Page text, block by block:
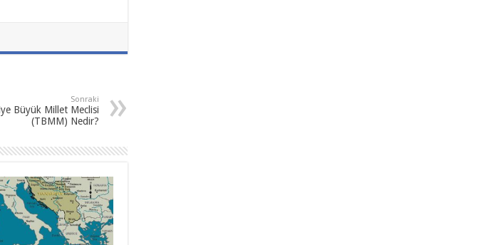
Sonraki
Büyük Millet Meclisi
(TBMM) Nedir?